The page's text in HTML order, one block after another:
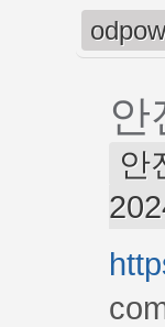
안
안